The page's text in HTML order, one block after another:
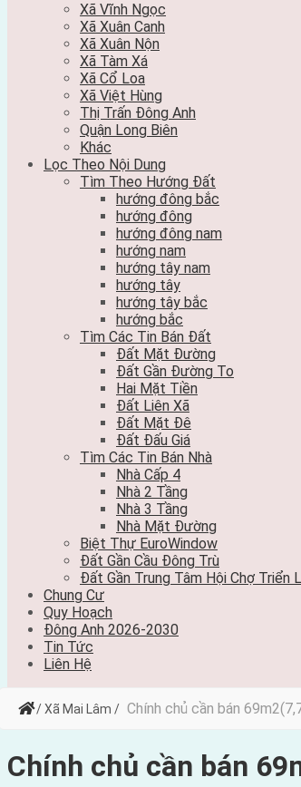
Xã Vĩnh Ngọc
Xã Xuân Canh
Xã Xuân Nộn
Xã Tàm Xá
Xã Cổ Loa
Xã Việt Hùng
Thị Trấn Đông Anh
Quận Long Biên
Khác
Lọc Theo Nội Dung
Tìm Theo Hướng Đất
hướng đông bắc
hướng đông
hướng đông nam
hướng nam
hướng tây nam
hướng tây
hướng tây bắc
hướng bắc
Tìm Các Tin Bán Đất
Đất Mặt Đường
Đất Gần Đường To
Hai Mặt Tiền
Đất Liên Xã
Đất Mặt Đê
Đất Đấu Giá
Tìm Các Tin Bán Nhà
Nhà Cấp 4
Nhà 2 Tầng
Nhà 3 Tầng
Nhà Mặt Đường
Biệt Thự EuroWindow
Đất Gần Cầu Đông Trù
Đất Gần Trung Tâm Hội Chợ Triển
Chung Cư
Quy Hoạch
Đông Anh 2026-2030
Tin Tức
Liên Hệ
/ Xã Mai Lâm / Chính chủ cần bán
Chính chủ cần bán